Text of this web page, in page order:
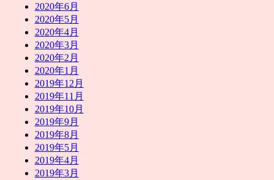
2020年6月
2020年5月
2020年4月
2020年3月
2020年2月
2020年1月
2019年12月
2019年11月
2019年10月
2019年9月
2019年8月
2019年5月
2019年4月
2019年3月